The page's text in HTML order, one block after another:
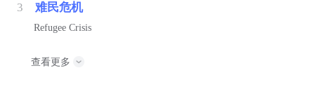
3 难民危机
Refugee Crisis
查看更多